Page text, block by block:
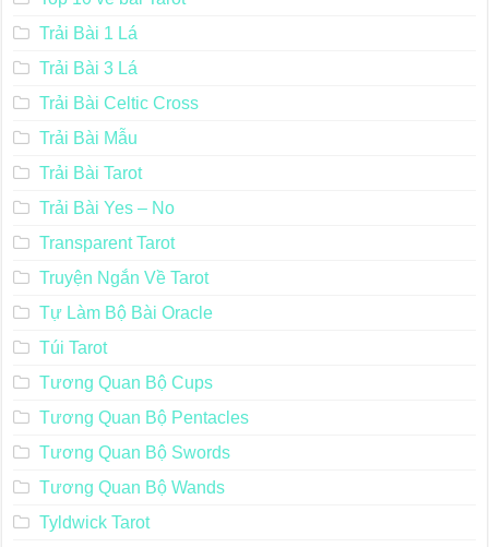
Trải Bài 1 Lá
Trải Bài 3 Lá
Trải Bài Celtic Cross
Trải Bài Mẫu
Trải Bài Tarot
Trải Bài Yes – No
Transparent Tarot
Truyện Ngắn Về Tarot
Tự Làm Bộ Bài Oracle
Túi Tarot
Tương Quan Bộ Cups
Tương Quan Bộ Pentacles
Tương Quan Bộ Swords
Tương Quan Bộ Wands
Tyldwick Tarot